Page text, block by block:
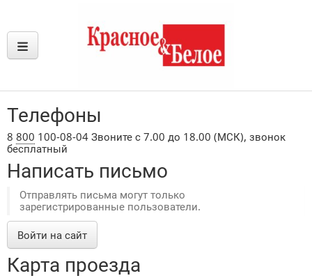
Телефоны
8 800 100-08-04 Звоните с 7.00 до 18.00 (МСК), звонок
бесплатный
Написать письмо
Отправлять письма могут только
зарегистрированные пользователи.
Войти на сайт
Карта проезда